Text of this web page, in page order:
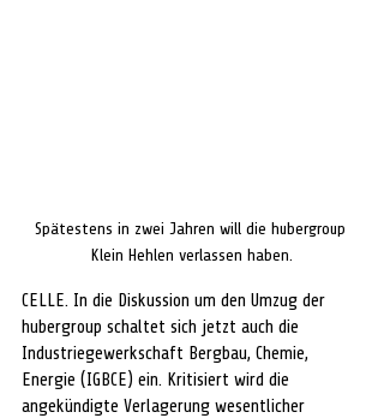
Spätestens in zwei Jahren will die hubergroup
Klein Hehlen verlassen haben.
CELLE. In die Diskussion um den Umzug der
hubergroup schaltet sich jetzt auch die
Industriegewerkschaft Bergbau, Chemie,
Energie (IGBCE) ein. Kritisiert wird die
angekündigte Verlagerung wesentlicher